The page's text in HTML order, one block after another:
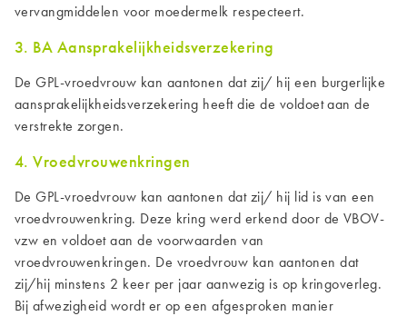
vervangmiddelen voor moedermelk respecteert.
3. BA Aansprakelijkheidsverzekering
DeGPL-vroedvrouw kan aantonen dat zij/ hij een burgerlijke
aansprakelijkheidsverzekering heeft die de voldoet aan de
verstrekte zorgen.
4. Vroedvrouwenkringen
DeGPL-vroedvrouw kan aantonen dat zij/ hij lid is van een
vroedvrouwenkring. Deze kring werd erkend door de VBOV-
vzw en voldoet aan de voorwaarden van
vroedvrouwenkringen. De vroedvrouw kan aantonen dat
zij/hij minstens 2 keer per jaar aanwezig is op kringoverleg.
Bij afwezigheid wordt er op een afgesproken manier